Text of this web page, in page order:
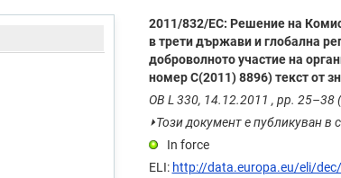
2011/832/ЕС: Решение на
в трети държави и глобална
доброволното участие на
номер C(2011) 8896) текст от
OB L 330, 14.12.2011 , pp. 25–38
⏵Този документ е публикуван в
In force
ELI: http://data.europa.eu/eli/